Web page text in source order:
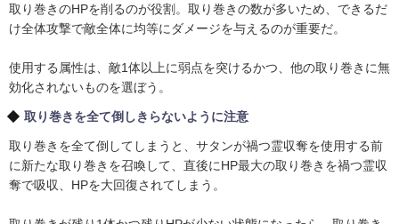
取り巻きのHPを削るのが役割。取り巻きの数が多いため、できるだ
け全体攻撃で敵全体に均等にダメージを与えるのが重要だ。
使用する属性は、敵1体以上に弱点を突けるかつ、他の取り巻きに無
効化されないものを選ぼう。
取り巻きを全て倒しきらないように注意
取り巻きを全て倒してしまうと、サタンが禍つ霊収奪を使用する前
に新たな取り巻きを召喚して、直後にHP最大の取り巻きを禍つ霊収
奪で吸収、HPを大回復されてしまう。